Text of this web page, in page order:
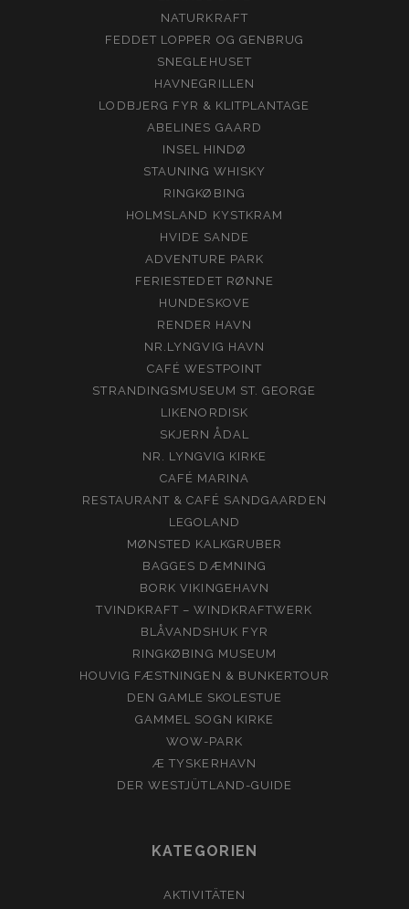
NATURKRAFT
FEDDET LOPPER OG GENBRUG
SNEGLEHUSET
HAVNEGRILLEN
LODBJERG FYR & KLITPLANTAGE
ABELINES GAARD
INSEL HINDØ
STAUNING WHISKY
RINGKØBING
HOLMSLAND KYSTKRAM
HVIDE SANDE
ADVENTURE PARK
FERIESTEDET RØNNE
HUNDESKOVE
RENDER HAVN
NR.LYNGVIG HAVN
CAFÉ WESTPOINT
STRANDINGSMUSEUM ST. GEORGE
LIKENORDISK
SKJERN ÅDAL
NR. LYNGVIG KIRKE
CAFÉ MARINA
RESTAURANT & CAFÉ SANDGAARDEN
LEGOLAND
MØNSTED KALKGRUBER
BAGGES DÆMNING
BORK VIKINGEHAVN
TVINDKRAFT – WINDKRAFTWERK
BLÅVANDSHUK FYR
RINGKØBING MUSEUM
HOUVIG FÆSTNINGEN & BUNKERTOUR
DEN GAMLE SKOLESTUE
GAMMEL SOGN KIRKE
WOW-PARK
Æ TYSKERHAVN
DER WESTJÜTLAND-GUIDE
KATEGORIEN
AKTIVITÄTEN